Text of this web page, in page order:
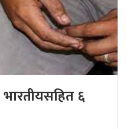
भारतीयसहित ६